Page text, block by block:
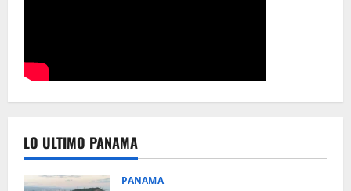
LO ULTIMO PANAMA
PANAMA